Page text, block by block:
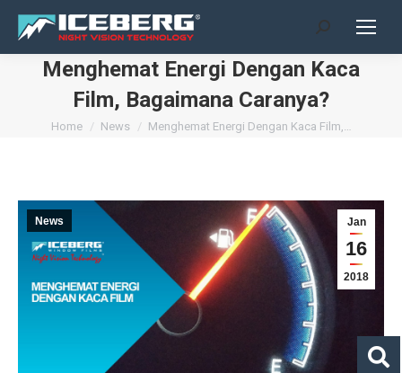
Search:
Menghemat Energi Dengan Kaca
Film, Bagaimana Caranya?
You are here:
Home News Menghemat Energi Dengan Kaca Film,…
Jan
16
2018
News